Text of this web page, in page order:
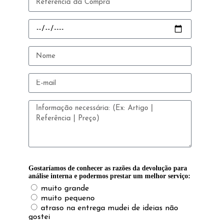
Gostaríamos de conhecer as razões da devolução para
análise interna e podermos prestar um melhor serviço:
muito grande
muito pequeno
atraso na entrega mudei de ideias não
gostei